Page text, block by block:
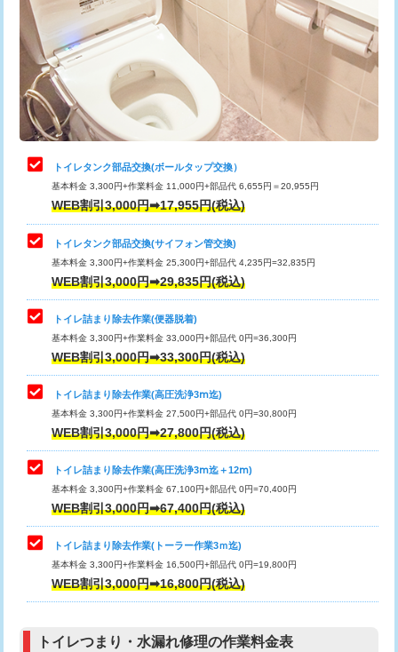
トイレタンク部品交換(ボールタップ交換）
基本料金 3,300円+作業料金 11,000円+部品代 6,655円＝20,955円
WEB割引3,000円➡17,955円(税込)
トイレタンク部品交換(サイフォン管交換)
基本料金 3,300円+作業料金 25,300円+部品代 4,235円=32,835円
WEB割引3,000円➡29,835円(税込)
トイレ詰まり除去作業(便器脱着)
基本料金 3,300円+作業料金 33,000円+部品代 0円=36,300円
WEB割引3,000円➡33,300円(税込)
トイレ詰まり除去作業(高圧洗浄3ⅿ迄)
基本料金 3,300円+作業料金 27,500円+部品代 0円=30,800円
WEB割引3,000円➡27,800円(税込)
トイレ詰まり除去作業(高圧洗浄3ⅿ迄＋12ⅿ)
基本料金 3,300円+作業料金 67,100円+部品代 0円=70,400円
WEB割引3,000円➡67,400円(税込)
トイレ詰まり除去作業(トーラー作業3ｍ迄)
基本料金 3,300円+作業料金 16,500円+部品代 0円=19,800円
WEB割引3,000円➡16,800円(税込)
トイレつまり・水漏れ修理の作業料金表